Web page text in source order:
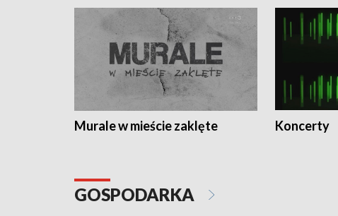
Murale w mieście zaklęte Koncerty
GOSPODARKA